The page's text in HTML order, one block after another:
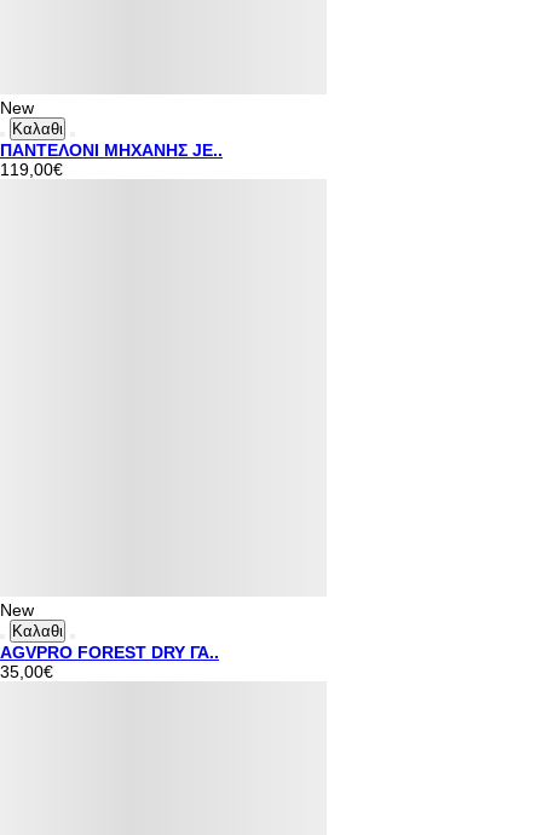
New
Καλαθι
ΠΑΝΤΕΛΟΝΙ ΜΗΧΑΝΗΣ JE..
119,00€
New
Καλαθι
AGVPRO FOREST DRY ΓΑ..
35,00€